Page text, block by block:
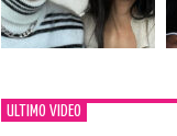
ULTIMO VIDEO